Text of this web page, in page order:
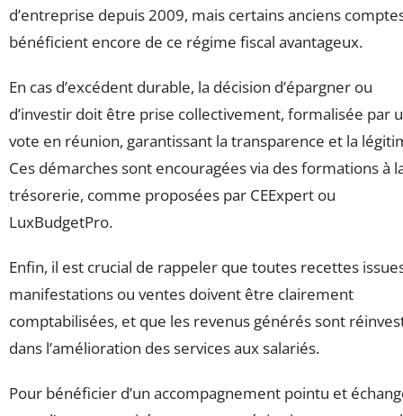
d’entreprise depuis 2009, mais certains anciens
bénéficient encore de ce régime fiscal avantageux.
En cas d’excédent durable, la décision d’épargner ou
d’investir doit être prise collectivement, formalisée par
vote en réunion, garantissant la transparence et la
Ces démarches sont encouragées via des formations à
trésorerie, comme proposées par CEExpert ou
LuxBudgetPro.
Enfin, il est crucial de rappeler que toutes recettes
manifestations ou ventes doivent être clairement
comptabilisées, et que les revenus générés sont
dans l’amélioration des services aux salariés.
Pour bénéficier d’un accompagnement pointu et